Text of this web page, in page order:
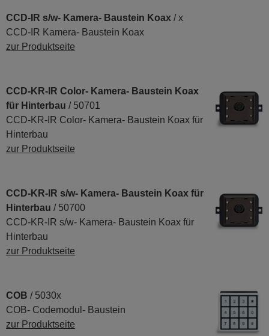
CCD-IR s/w- Kamera- Baustein Koax / x
CCD-IR Kamera- Baustein Koax
zur Produktseite
CCD-KR-IR Color- Kamera- Baustein Koax
für Hinterbau / 50701
CCD-KR-IR Color- Kamera- Baustein Koax für
Hinterbau
zur Produktseite
CCD-KR-IR s/w- Kamera- Baustein Koax für
Hinterbau / 50700
CCD-KR-IR s/w- Kamera- Baustein Koax für
Hinterbau
zur Produktseite
COB / 5030x
COB- Codemodul- Baustein
zur Produktseite